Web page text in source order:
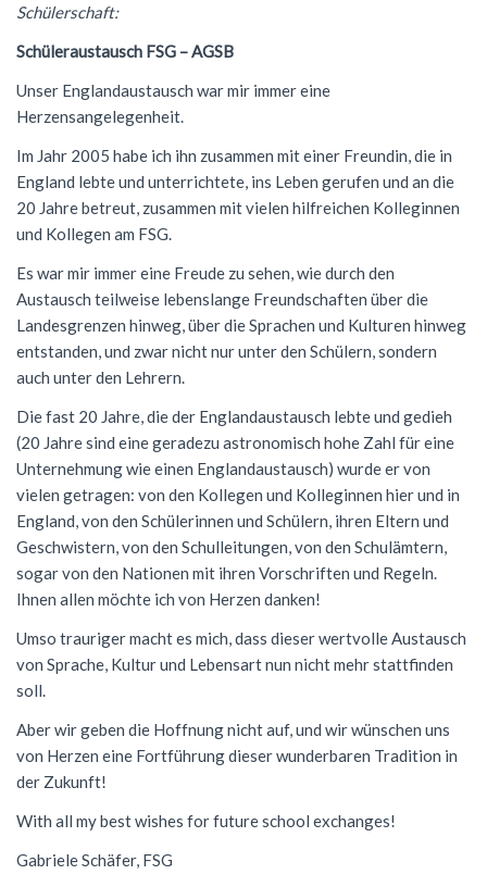
Schülerschaft:
Schüleraustausch FSG – AGSB
Unser Englandaustausch war mir immer eine
Herzensangelegenheit.
Im Jahr 2005 habe ich ihn zusammen mit einer Freundin, die in
England lebte und unterrichtete, ins Leben gerufen und an die
20 Jahre betreut, zusammen mit vielen hilfreichen Kolleginnen
und Kollegen am FSG.
Es war mir immer eine Freude zu sehen, wie durch den
Austausch teilweise lebenslange Freundschaften über die
Landesgrenzen hinweg, über die Sprachen und Kulturen hinweg
entstanden, und zwar nicht nur unter den Schülern, sondern
auch unter den Lehrern.
Die fast 20 Jahre, die der Englandaustausch lebte und gedieh
(20 Jahre sind eine geradezu astronomisch hohe Zahl für eine
Unternehmung wie einen Englandaustausch) wurde er von
vielen getragen: von den Kollegen und Kolleginnen hier und in
England, von den Schülerinnen und Schülern, ihren Eltern und
Geschwistern, von den Schulleitungen, von den Schulämtern,
sogar von den Nationen mit ihren Vorschriften und Regeln.
Ihnen allen möchte ich von Herzen danken!
Umso trauriger macht es mich, dass dieser wertvolle Austausch
von Sprache, Kultur und Lebensart nun nicht mehr stattfinden
soll.
Aber wir geben die Hoffnung nicht auf, und wir wünschen uns
von Herzen eine Fortführung dieser wunderbaren Tradition in
der Zukunft!
With all my best wishes for future school exchanges!
Gabriele Schäfer, FSG